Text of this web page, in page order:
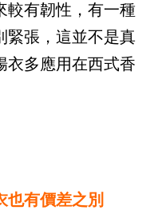
較有韌性，有一種
緊張，這並不是真
衣多應用在西式香
也有價差之別